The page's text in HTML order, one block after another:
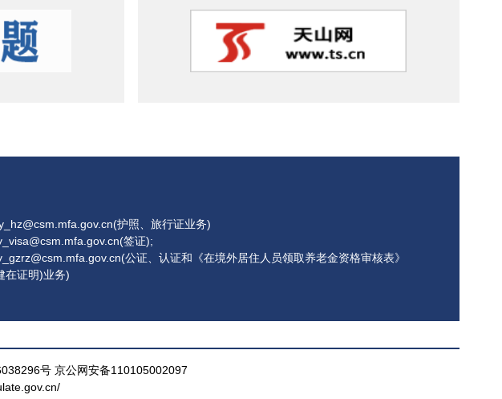
护照、旅行证业务)
签证);
公证、认证和《在境外居住人员领取养老金资格审核表》
在证明)业务)
号 京公网安备110105002097